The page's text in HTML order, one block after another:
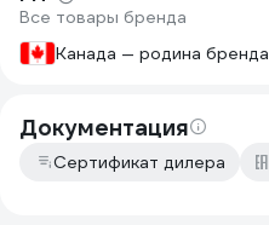
Все товары бренда
Канада — родина бренда
Документация
Сертификат дилера